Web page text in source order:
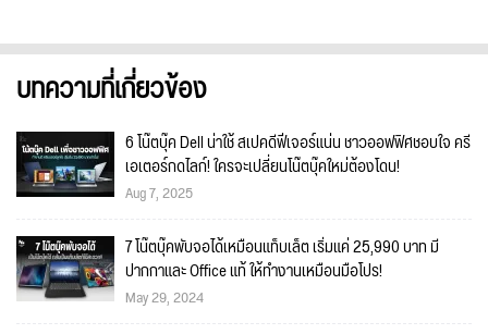
บทความที่เกี่ยวข้อง
6 โน๊ตบุ๊ค Dell น่าใช้ สเปคดีฟีเจอร์แน่น ชาวออฟฟิศชอบใจ ครี
เอเตอร์กดไลก์! ใครจะเปลี่ยนโน๊ตบุ๊คใหม่ต้องโดน!
Aug 7, 2025
7 โน๊ตบุ๊คพับจอได้เหมือนแท็บเล็ต เริ่มแค่ 25,990 บาท มี
ปากกาและ Office แท้ ให้ทำงานเหมือนมือโปร!
May 29, 2024